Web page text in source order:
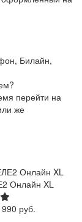
Билайн,
перейти на
же
Онлайн XL
руб.